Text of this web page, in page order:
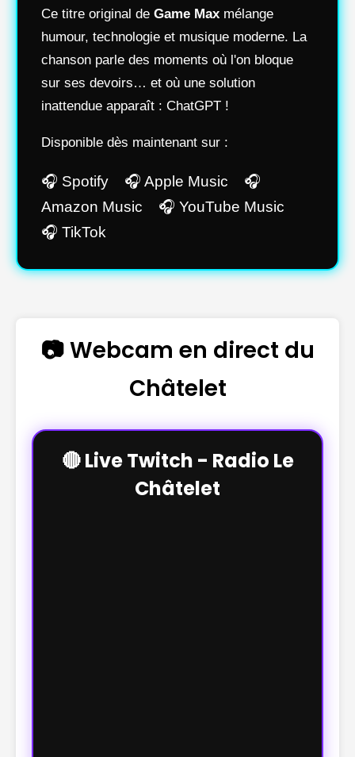
Ce titre original de Game Max mélange
humour, technologie et musique moderne. La
chanson parle des moments où l'on bloque
sur ses devoirs… et où une solution
inattendue apparaît : ChatGPT !
Disponible dès maintenant sur :
🎧 Spotify 🎧 Apple Music 🎧
Amazon Music 🎧 YouTube Music
🎧 TikTok
📷 Webcam en direct du
Châtelet
🔴 Live Twitch - Radio Le
Châtelet